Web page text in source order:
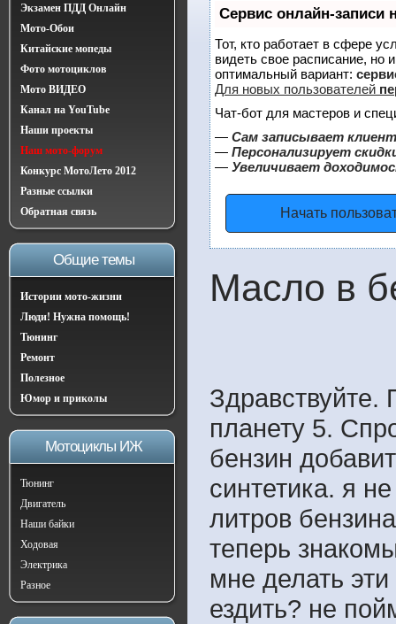
Экзамен ПДД Онлайн
Мото-Обои
Китайские мопеды
Фото мотоциклов
Мото ВИДЕО
Канал на YouTube
Наши проекты
Наш мото-форум
Конкурс МотоЛето 2012
Разные ссылки
Обратная связь
Общие темы
Истории мото-жизни
Люди! Нужна помощь!
Тюнинг
Ремонт
Полезное
Юмор и приколы
Мотоциклы ИЖ
Тюнинг
Двигатель
Наши байки
Ходовая
Электрика
Разное
Сервис онлайн-записи
Тот, кто работает в сфере
видеть свое расписание,
оптимальный вариант:
Для новых пользователей
Чат-бот для мастеров и
— Сам записывает
— Персонализирует
— Увеличивает
Начать
Масло в
Здравствуйте.
планету 5.
бензин
синтетика. я
литров
теперь
мне делать
ездить? не